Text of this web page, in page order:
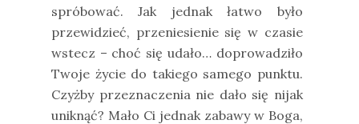
spróbować. Jak jednak łatwo było
przewidzieć, przeniesienie się w czasie
wstecz – choć się udało… doprowadziło
Twoje życie do takiego samego punktu.
Czyżby przeznaczenia nie dało się nijak
uniknąć? Mało Ci jednak zabawy w Boga,